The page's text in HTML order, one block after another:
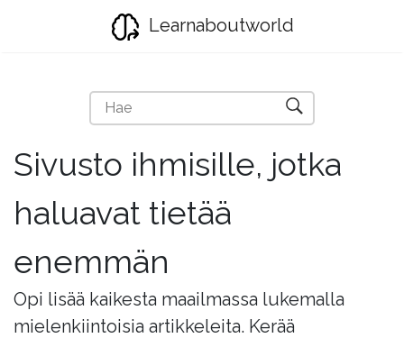
Learnaboutworld
Sivusto ihmisille, jotka
haluavat tietää
enemmän
Opi lisää kaikesta maailmassa lukemalla
mielenkiintoisia artikkeleita. Kerää